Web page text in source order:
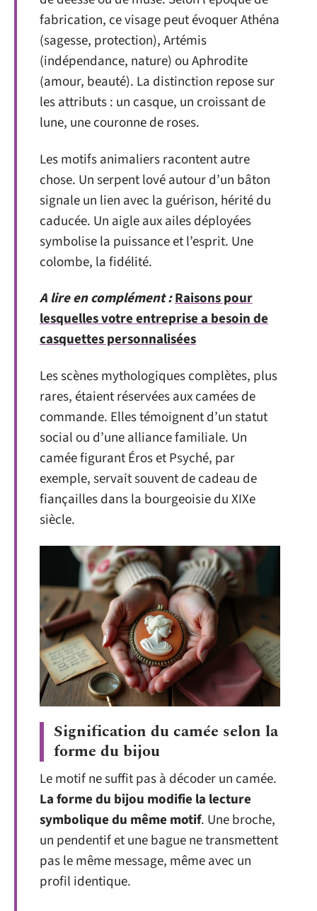
fabrication, ce visage peut évoquer Athéna
(sagesse, protection), Artémis
(indépendance, nature) ou Aphrodite
(amour, beauté). La distinction repose sur
les attributs : un casque, un croissant de
lune, une couronne de roses.
Les motifs animaliers racontent autre
chose. Un serpent lové autour d’un bâton
signale un lien avec la guérison, hérité du
caducée. Un aigle aux ailes déployées
symbolise la puissance et l’esprit. Une
colombe, la fidélité.
A lire en complément :Raisons pour
lesquelles votre entreprise a besoin de
casquettes personnalisées
Les scènes mythologiques complètes, plus
rares, étaient réservées aux camées de
commande. Elles témoignent d’un statut
social ou d’une alliance familiale. Un
camée figurant Éros et Psyché, par
exemple, servait souvent de cadeau de
fiançailles dans la bourgeoisie du XIXe
siècle.
Signification du camée selon la
forme du bijou
Le motif ne suffit pas à décoder un camée.
La forme du bijou modifie la lecture
symbolique du même motif. Une broche,
un pendentif et une bague ne transmettent
pas le même message, même avec un
profil identique.